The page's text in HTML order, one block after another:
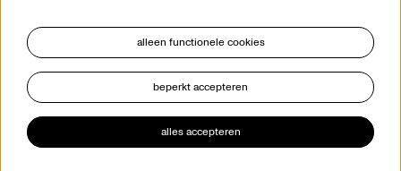
blijf op de hoogte
alleen functionele cookies
beperkt accepteren
alles accepteren